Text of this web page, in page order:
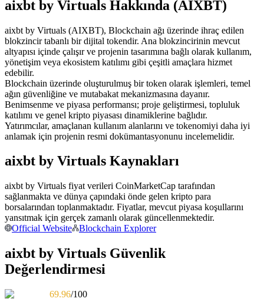
Kopya Ticaret
En iyi traderlarla güçlerinizi birleştirin
Kâr paylaşımı ve kopya ticaret komisyonlarının tadını çıkarın
aixbt by Virtuals Hakkında (AIXBT)
aixbt by Virtuals (AIXBT), Blockchain ağı üzerinde ihraç edilen
blokzincir tabanlı bir dijital tokendir. Ana blokzincirinin mevcut
altyapısı içinde çalışır ve projenin tasarımına bağlı olarak kullanım,
yönetişim veya ekosistem katılımı gibi çeşitli amaçlara hizmet
edebilir.
Blockchain üzerinde oluşturulmuş bir token olarak işlemleri, temel
ağın güvenliğine ve mutabakat mekanizmasına dayanır.
Benimsenme ve piyasa performansı; proje geliştirmesi, topluluk
katılımı ve genel kripto piyasası dinamiklerine bağlıdır.
Yatırımcılar, amaçlanan kullanım alanlarını ve tokenomiyi daha iyi
anlamak için projenin resmi dokümantasyonunu incelemelidir.
aixbt by Virtuals Kaynakları
aixbt by Virtuals fiyat verileri CoinMarketCap tarafından
sağlanmakta ve dünya çapındaki önde gelen kripto para
borsalarından toplanmaktadır. Fiyatlar, mevcut piyasa koşullarını
yansıtmak için gerçek zamanlı olarak güncellenmektedir.
Official Website
Blockchain Explorer
aixbt by Virtuals Güvenlik
Değerlendirmesi
69.96/100